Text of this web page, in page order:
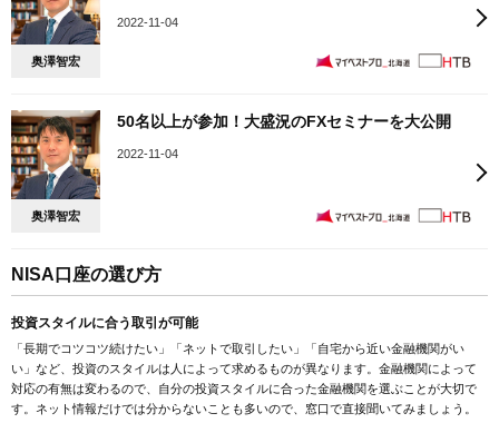
奥澤智宏
2022-11-04
奥澤智宏
50名以上が参加！大盛況のFXセミナーを大公開
2022-11-04
NISA口座の選び方
投資スタイルに合う取引が可能
「長期でコツコツ続けたい」「ネットで取引したい」「自宅から近い金融機関がい
い」など、投資のスタイルは人によって求めるものが異なります。金融機関によって
対応の有無は変わるので、自分の投資スタイルに合った金融機関を選ぶことが大切で
す。ネット情報だけでは分からないことも多いので、窓口で直接聞いてみましょう。